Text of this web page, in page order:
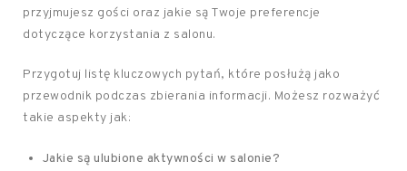
przyjmujesz gości oraz jakie są Twoje preferencje
dotyczące korzystania z salonu.
Przygotuj listę kluczowych pytań, które posłużą jako
przewodnik podczas zbierania informacji. Możesz rozważyć
takie aspekty jak:
Jakie są ulubione aktywności w salonie?